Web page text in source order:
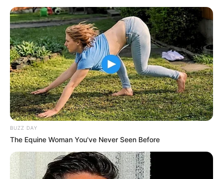
El coronelLuis Fernando Muñoz Guzmán, comandante
encargado del Departamento de Policía Antioquia,
rechazó el hecho y aseguró que se hará justicia para que
este tipo de actos no queden impunes.
Este caso se suma al recienteasesinato de Jennifer
Paola Salas Vanegas, de 34 años, quien habría sido
atacada por su propio hermano. En ese mismo hecho, su
esposo resultó gravemente herido en el municipio de
Angelópolis.
Más información:Capturaron al hombre señalado de
intentar asesinar a su expareja en Campamento
BUZZ DAY
The Equine Woman You've Never Seen Before